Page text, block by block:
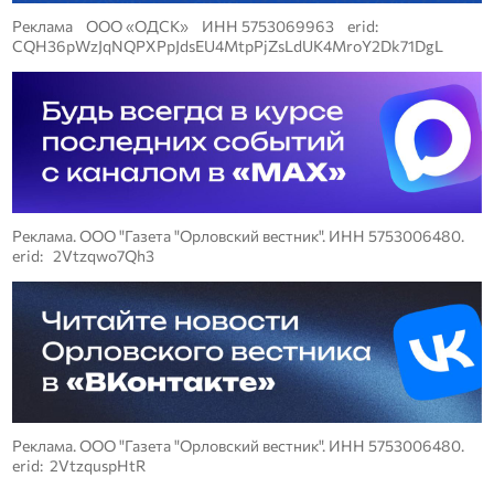
Реклама ООО «ОДСК» ИНН 5753069963 erid:
CQH36pWzJqNQPXPpJdsEU4MtpPjZsLdUK4MroY2Dk71DgL
Реклама. ООО "Газета "Орловский вестник". ИНН 5753006480.
erid: 2Vtzqwo7Qh3
Реклама. ООО "Газета "Орловский вестник". ИНН 5753006480.
erid: 2VtzquspHtR